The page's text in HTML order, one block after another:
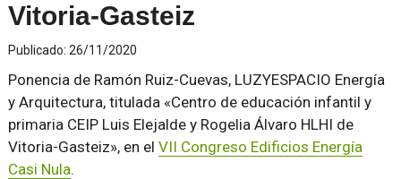
Vitoria-Gasteiz
Publicado: 26/11/2020
Ponencia de Ramón Ruiz-Cuevas, LUZYESPACIO Energía
y Arquitectura, titulada «Centro de educación infantil y
primaria CEIP Luis Elejalde y Rogelia Álvaro HLHI de
Vitoria-Gasteiz», en el VII Congreso Edificios Energía
Casi Nula.